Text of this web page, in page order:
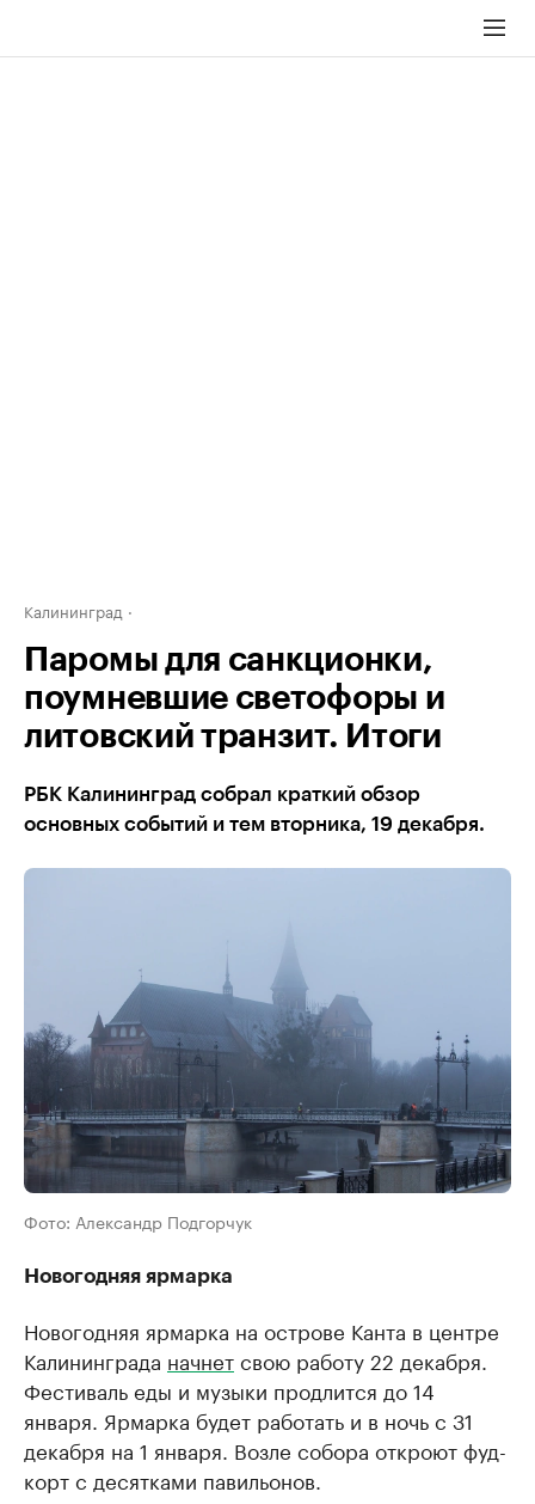
Калининград
Паромы для санкционки,
поумневшие светофоры и
литовский транзит. Итоги
РБК Калининград собрал краткий обзор
основных событий и тем вторника, 19 декабря.
Фото: Александр Подгорчук
Новогодняя ярмарка
Новогодняя ярмарка на острове Канта в центре
Калининграда начнетсвою работу 22 декабря.
Фестиваль еды и музыки продлится до 14
января. Ярмарка будет работать и в ночь с 31
декабря на 1 января. Возле собора откроют фуд-
корт с десятками павильонов.